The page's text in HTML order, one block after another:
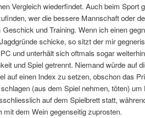
Vergleich wiederfindet. Auch beim Sport
wer die bessere Mannschaft oder
Geschick und Training. Wenn ich einen
schicke, so sitzt der mir
und unterhält sich oftmals sogar
und Spiel getrennt. Niemand würde auf
auf einen Index zu setzen, obschon das
(aus dem Spiel nehmen, töten)
auf dem Spielbrett statt,
mit dem Wein gegenseitig zuprosten.